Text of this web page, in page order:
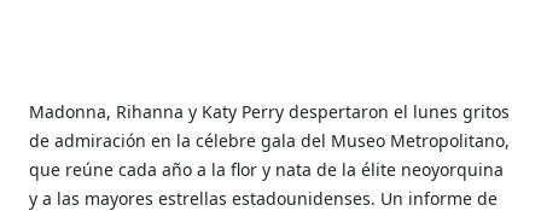
Madonna, Rihanna y Katy Perry despertaron el lunes gritos
de admiración en la célebre gala del Museo Metropolitano,
que reúne cada año a la flor y nata de la élite neoyorquina
y a las mayores estrellas estadounidenses. Un informe de